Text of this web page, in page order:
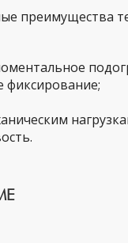
преимущества
фиксирование;